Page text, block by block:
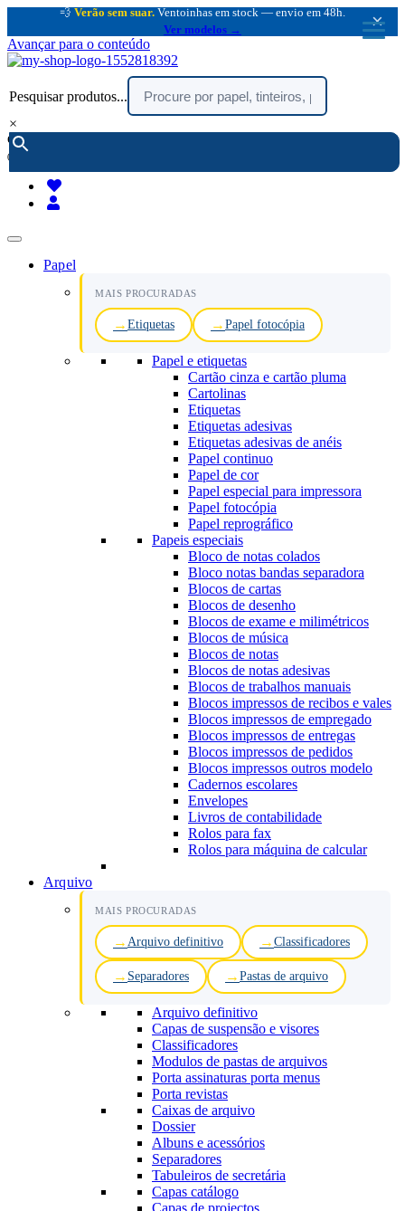
💨 Verão sem suar. Ventoinhas em stock — envio em 48h.
Ver modelos →
×
Avançar para o conteúdo
Pesquisar produtos...
×
encomendar por telefone :
(chamada rede fixa nacional)
Papel
MAIS PROCURADAS
Etiquetas Papel fotocópia
Papel e etiquetas
Cartão cinza e cartão pluma
Cartolinas
Etiquetas
Etiquetas adesivas
Etiquetas adesivas de anéis
Papel continuo
Papel de cor
Papel especial para impressora
Papel fotocópia
Papel reprográfico
Papeis especiais
Bloco de notas colados
Bloco notas bandas separadora
Blocos de cartas
Blocos de desenho
Blocos de exame e milimétricos
Blocos de música
Blocos de notas
Blocos de notas adesivas
Blocos de trabalhos manuais
Blocos impressos de recibos e vales
Blocos impressos de empregado
Blocos impressos de entregas
Blocos impressos de pedidos
Blocos impressos outros modelo
Cadernos escolares
Envelopes
Livros de contabilidade
Rolos para fax
Rolos para máquina de calcular
Arquivo
MAIS PROCURADAS
Arquivo definitivo Classificadores
Separadores Pastas de arquivo
Arquivo definitivo
Capas de suspensão e visores
Classificadores
Modulos de pastas de arquivos
Porta assinaturas porta menus
Porta revistas
Caixas de arquivo
Dossier
Albuns e acessórios
Separadores
Tabuleiros de secretária
Capas catálogo
Capas de projectos